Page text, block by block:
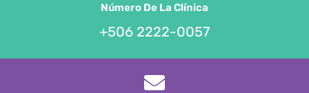
Número De La Clínica
+506 2222-0057